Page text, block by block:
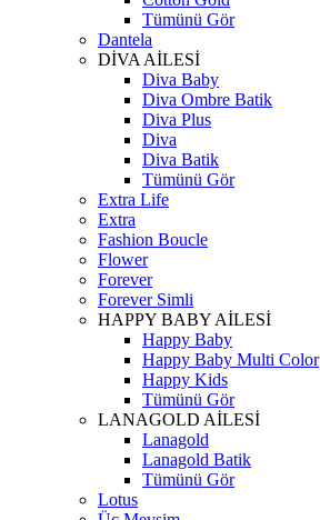
Tümünü Gör
Dantela
DİVA AİLESİ
Diva Baby
Diva Ombre Batik
Diva Plus
Diva
Diva Batik
Tümünü Gör
Extra Life
Extra
Fashion Boucle
Flower
Forever
Forever Simli
HAPPY BABY AİLESİ
Happy Baby
Happy Baby Multi Color
Happy Kids
Tümünü Gör
LANAGOLD AİLESİ
Lanagold
Lanagold Batik
Tümünü Gör
Lotus